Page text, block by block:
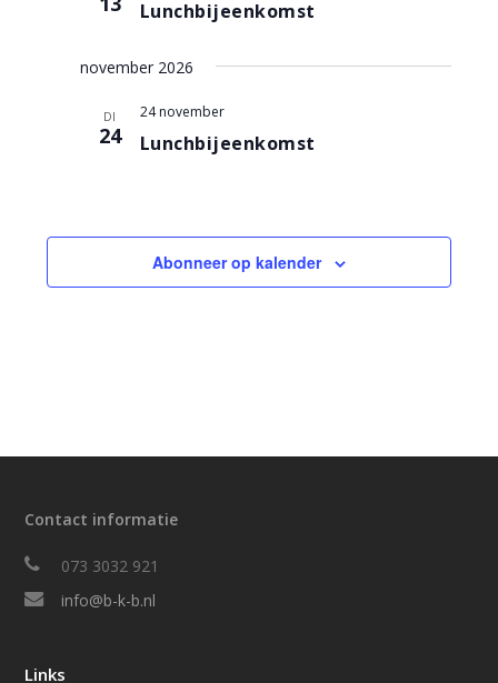
Lunchbijeenkomst
november 2026
DI
24 Lunchbijeenkomst
24 november
Abonneer op kalender
Contact informatie
073 3032 921
info@b-k-b.nl
Links